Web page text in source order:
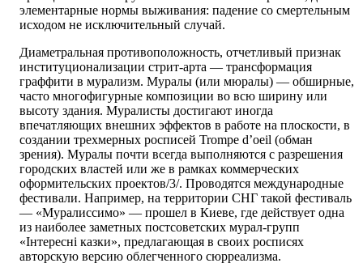
элементарные нормы выживания: падение со смертельным
исходом не исключительный случай.
Диаметральная противоположность, отчетливый признак
институционализации стрит-арта — трансформация
граффити в мурализм. Муралы (или мюралы) — обширные,
часто многофигурные композиции во всю ширину или
высоту здания. Муралисты достигают иногда
впечатляющих внешних эффектов в работе на плоскости, в
создании трехмерных росписей Trompe d’oeil (обман
зрения). Муралы почти всегда выполняются с разрешения
городских властей или же в рамках коммерческих
оформительских проектов/3/. Проводятся международные
фестивали. Например, на территории СНГ такой фестиваль
— «Муралиссимо» — прошел в Киеве, где действует одна
из наиболее заметных постсоветских мурал-групп
«Інтересні казки», предлагающая в своих росписях
авторскую версию облегченного сюрреализма.